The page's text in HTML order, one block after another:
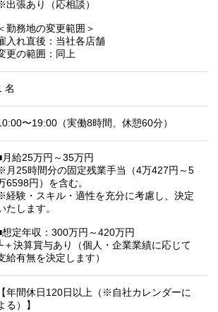
出張あり（応相談）
勤務地の変更範囲＞
入れ直後：当社各店舗
更の範囲：同上
名
〜19:00（実働8時間、休憩60分）
月給25万円～35万円
月25時間分の固定残業手当（4万427円～5
6598円）を含む。
経験・スキル・適性を充分に考慮し、決定
たします。
想定年収：300万円～420万円
└＋決算賞与あり（個人・企業業績に応じて
給有無を決定します）
【年間休日120日以上（※自社カレンダーに
る）】